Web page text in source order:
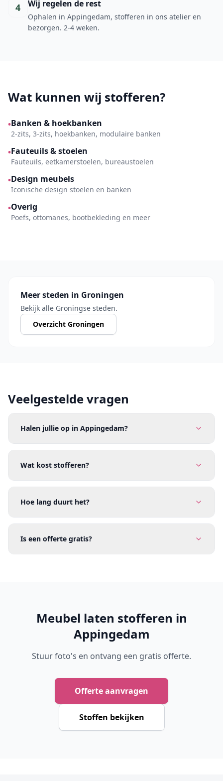
4 Wij regelen de rest
Ophalen in Appingedam, stofferen in ons atelier en
bezorgen. 2-4 weken.
Wat kunnen wij stofferen?
•Banken & hoekbanken
2-zits, 3-zits, hoekbanken, modulaire banken
•Fauteuils & stoelen
Fauteuils, eetkamerstoelen, bureaustoelen
•Design meubels
Iconische design stoelen en banken
•Overig
Poefs, ottomanes, bootbekleding en meer
Meer steden in Groningen
Bekijk alle Groningse steden.
Overzicht Groningen
Veelgestelde vragen
Halen jullie op in Appingedam?
Wat kost stofferen?
Hoe lang duurt het?
Is een offerte gratis?
Meubel laten stofferen in
Appingedam
Stuur foto's en ontvang een gratis offerte.
Offerte aanvragen
Stoffen bekijken